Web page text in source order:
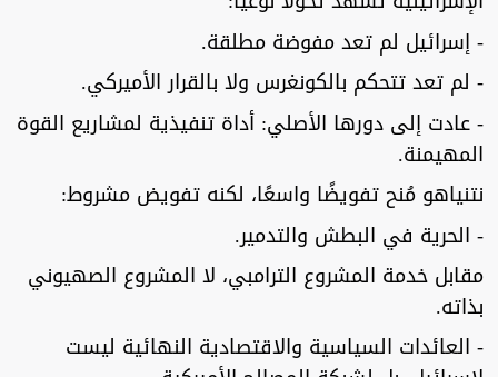
- إسرائيل لم تعد مفوضة مطلقة.
- لم تعد تتحكم بالكونغرس ولا بالقرار الأميركي.
- عادت إلى دورها الأصلي: أداة تنفيذية لمشاريع القوة
المهيمنة.
نتنياهو مُنح تفويضًا واسعًا، لكنه تفويض مشروط:
- الحرية في البطش والتدمير.
مقابل خدمة المشروع الترامبي، لا المشروع الصهيوني
بذاته.
- العائدات السياسية والاقتصادية النهائية ليست